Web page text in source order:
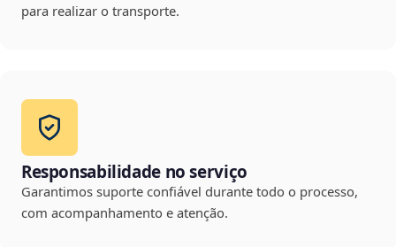
para realizar o transporte.
Responsabilidade no serviço
Garantimos suporte confiável durante todo o processo,
com acompanhamento e atenção.